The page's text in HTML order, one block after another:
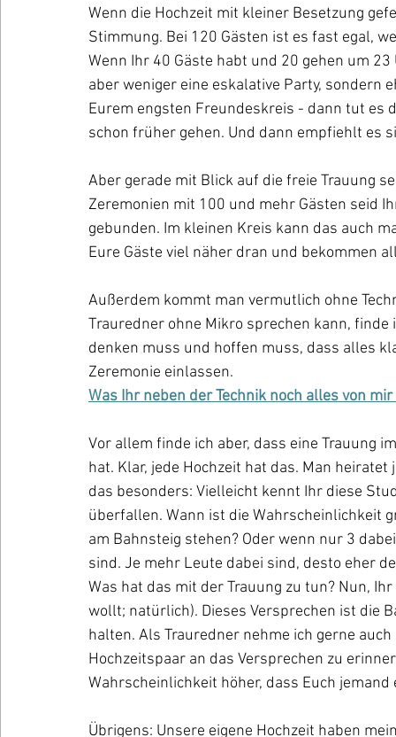
Wenn die Hochzeit mit kleiner Besetzung
Stimmung. Bei 120 Gästen ist es fast egal,
Wenn Ihr 40 Gäste habt und 20 gehen um
aber weniger eine eskalative Party, sondern
Eurem engsten Freundeskreis - dann tut
schon früher gehen. Und dann empfiehlt es
Aber gerade mit Blick auf die freie Trauung
Zeremonien mit 100 und mehr Gästen seid
gebunden. Im kleinen Kreis kann das auch
Eure Gäste viel näher dran und bekommen
Außerdem kommt man vermutlich ohne
Trauredner ohne Mikro sprechen kann,
denken muss und hoffen muss, dass alles
Zeremonie einlassen.
Was Ihr neben der Technik noch alles von
Vor allem finde ich aber, dass eine Trauung
hat. Klar, jede Hochzeit hat das. Man
das besonders: Vielleicht kennt Ihr diese
überfallen. Wann ist die Wahrscheinlichkeit
am Bahnsteig stehen? Oder wenn nur 3
sind. Je mehr Leute dabei sind, desto eher
Was hat das mit der Trauung zu tun? Nun,
wollt; natürlich). Dieses Versprechen ist die
halten. Als Trauredner nehme ich gerne
Hochzeitspaar an das Versprechen zu
Wahrscheinlichkeit höher, dass Euch
Übrigens: Unsere eigene Hochzeit haben